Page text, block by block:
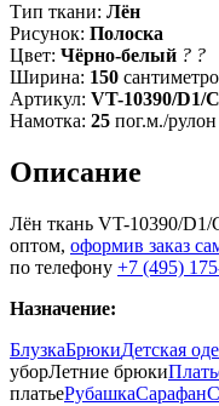
Тип ткани: Лён
Рисунок: Полоска
Цвет: Чёрно-белый ? ?
Ширина: 150
Артикул: VT-10390/D1/
Намотка: 25 пог.м./рулон
Описание
Лён ткань VT-10390/
оптом, оформив заказ
по телефону +7 (495)
Назначение:
БлузкаБрюкиДетская
уборЛетние брюки
платьеРубашкаСарафан